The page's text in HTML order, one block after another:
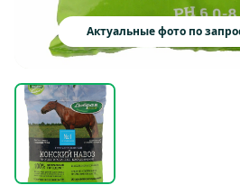
Актуальные фото по